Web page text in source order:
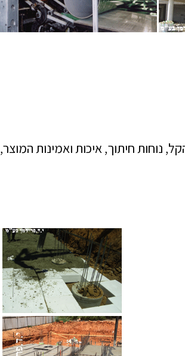
נוחות חיתוך, איכות ואמינות המוצר,